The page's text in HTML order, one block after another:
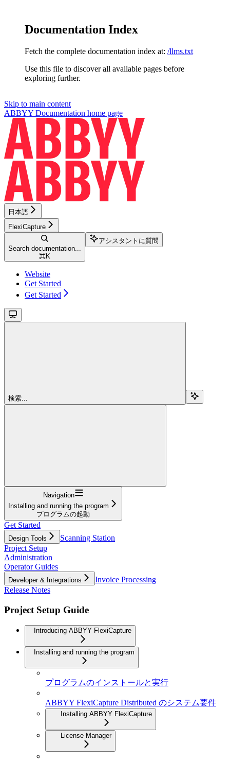
Documentation Index
Fetch the complete documentation index at: /llms.txt
Use this file to discover all available pages before
exploring further.
Skip to main content
ABBYY Documentation home page
日本語
FlexiCapture
Search documentation...
⌘K
アシスタントに質問
Website
Get Started
Get Started
検索...
Navigation
Installing and running the program
プログラムの起動
Get Started
Design Tools
Scanning Station
Project Setup
Administration
Operator Guides
Developer & Integrations
Invoice Processing
Release Notes
Project Setup Guide
Introducing ABBYY FlexiCapture
Installing and running the program
プログラムのインストールと実行
ABBYY FlexiCapture Distributed のシステム要件
Installing ABBYY FlexiCapture
License Manager